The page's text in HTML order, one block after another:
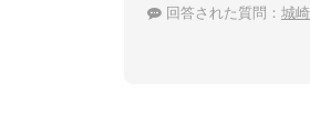
回答された質問： 城